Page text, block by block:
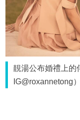
靚湯公布婚禮上的
IG@roxannetong）